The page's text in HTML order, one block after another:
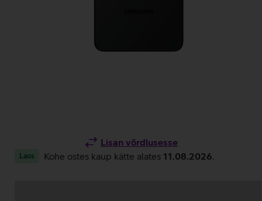
Lisan võrdlusesse
Laos Kohe ostes kaup kätte alates 11.08.2026